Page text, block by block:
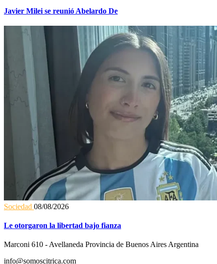
Javier Milei se reunió Abelardo De
Sociedad 08/08/2026
Le otorgaron la libertad bajo fianza
Marconi 610 - Avellaneda Provincia de Buenos Aires Argentina
info@somoscitrica.com